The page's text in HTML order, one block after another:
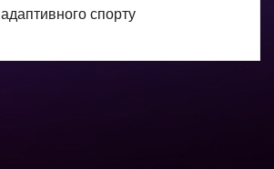
адаптивного спорту